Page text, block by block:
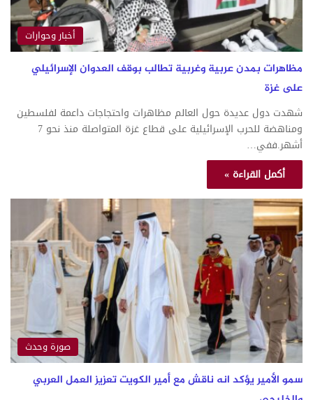
أخبار وحوارات
مظاهرات بمدن عربية وغربية تطالب بوقف العدوان الإسرائيلي
على غزة
شهدت دول عديدة حول العالم مظاهرات واحتجاجات داعمة لفلسطين
ومناهضة للحرب الإسرائيلية على قطاع غزة المتواصلة منذ نحو 7
أشهر.ففي…
أكمل القراءة »
صورة وحدث
سمو الأمير يؤكد انه ناقش مع أمير الكويت تعزيز العمل العربي